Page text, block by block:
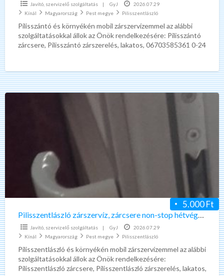
Javító, szervizelő szolgáltatás | GyJ
2026.07.29
Kínál
Magyarország Pest megye Pilisszentlászló
Pilisszántó és környékén mobil zárszervízemmel az alábbi
szolgáltatásokkal állok az Önök rendelkezésére: Pilisszántó
zárcsere, Pilisszántó zárszerelés, lakatos, 06703585361 0-24
Pilisszentlászló
zárszervíz,
zárcsere
non-
stop
hétvégén
is!!!
5.000 Ft
Pilisszentlászló zárszervíz, zárcsere non-stop hétvégén is!!!
Javító, szervizelő szolgáltatás | GyJ
2026.07.29
Kínál
Magyarország Pest megye Pilisszentlászló
Pilisszentlászló és környékén mobil zárszervízemmel az alábbi
szolgáltatásokkal állok az Önök rendelkezésére:
Pilisszentlászló zárcsere, Pilisszentlászló zárszerelés, lakatos,